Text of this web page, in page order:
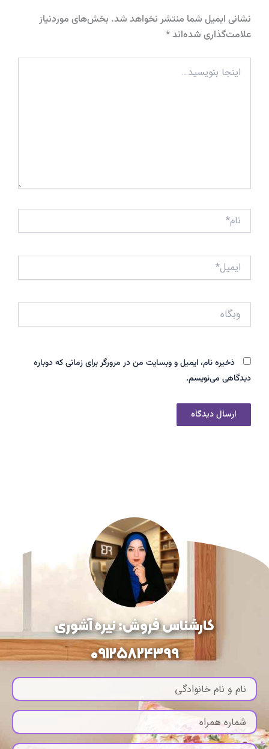
نشانی ایمیل شما منتشر نخواهد شد. بخش‌های موردنیاز
علامت‌گذاری شده‌اند*
بنویسید…
نام*
ایمیل*
ذخیره نام، ایمیل و وبسایت من در مرورگر برای زمانی که دوباره
دیدگاهی می‌نویسم.
کارشناس فروش: نیره آشوری
09125824399